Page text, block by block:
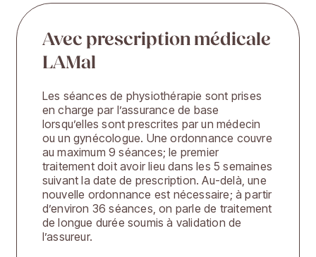
Avec prescription médicale
LAMal
Les séances de physiothérapie sont prises
en charge par l’assurance de base
lorsqu’elles sont prescrites par un médecin
ou un gynécologue. Une ordonnance couvre
au maximum 9 séances; le premier
traitement doit avoir lieu dans les 5 semaines
suivant la date de prescription. Au-delà, une
nouvelle ordonnance est nécessaire; à partir
d’environ 36 séances, on parle de traitement
de longue durée soumis à validation de
l’assureur.